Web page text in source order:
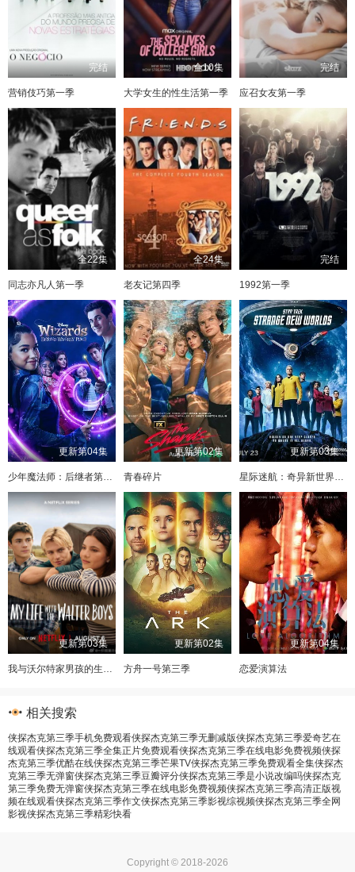
完结
营销伎巧第一季
全10集
大学女生的性生活第一季
完结
应召女友第一季
全22集
同志亦凡人第一季
全24集
老友记第四季
完结
1992第一季
更新第04集
少年魔法师：后继者第三季
更新第02集
青春碎片
更新第03集
星际迷航：奇异新世界第四季
更新第03集
我与沃尔特家男孩的生活第三季
更新第02集
方舟一号第三季
更新第04集
恋爱演算法
相关搜索
侠探杰克第三季手机免费观看侠探杰克第三季无删减版侠探杰克第三季爱奇艺在
线观看侠探杰克第三季全集正片免费观看侠探杰克第三季在线电影免费视频侠探
杰克第三季优酷在线侠探杰克第三季芒果TV侠探杰克第三季免费观看全集侠探杰
克第三季无弹窗侠探杰克第三季豆瓣评分侠探杰克第三季是小说改编吗侠探杰克
第三季免费无弹窗侠探杰克第三季在线电影免费视频侠探杰克第三季高清正版视
频在线观看侠探杰克第三季作文侠探杰克第三季影视综视频侠探杰克第三季全网
影视侠探杰克第三季精彩快看
Copyright © 2018-2026